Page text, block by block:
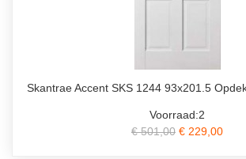
Skantrae Accent SKS 1244 93x201.5
Voorraad:2
€ 501,00 € 229,00